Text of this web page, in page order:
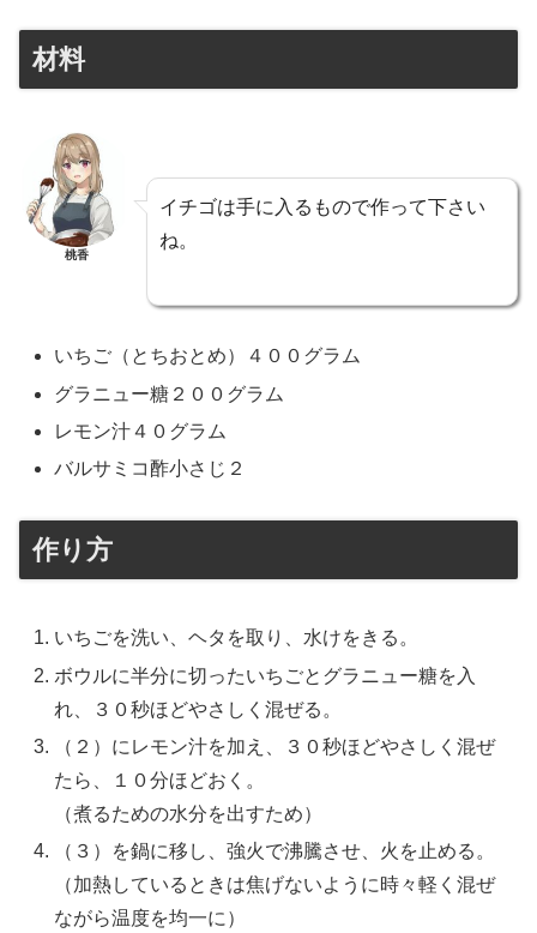
材料
桃香
イチゴは手に入るもので作って下さい
ね。
いちご（とちおとめ）４００グラム
グラニュー糖２００グラム
レモン汁４０グラム
バルサミコ酢小さじ２
作り方
いちごを洗い、ヘタを取り、水けをきる。
ボウルに半分に切ったいちごとグラニュー糖を入
れ、３０秒ほどやさしく混ぜる。
（２）にレモン汁を加え、３０秒ほどやさしく混ぜ
たら、１０分ほどおく。
（煮るための水分を出すため）
（３）を鍋に移し、強火で沸騰させ、火を止める。
（加熱しているときは焦げないように時々軽く混ぜ
ながら温度を均一に）